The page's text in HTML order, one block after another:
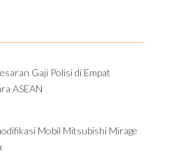
Gaji Polisi di Empat
ASEAN
Mobil Mitsubishi Mirage